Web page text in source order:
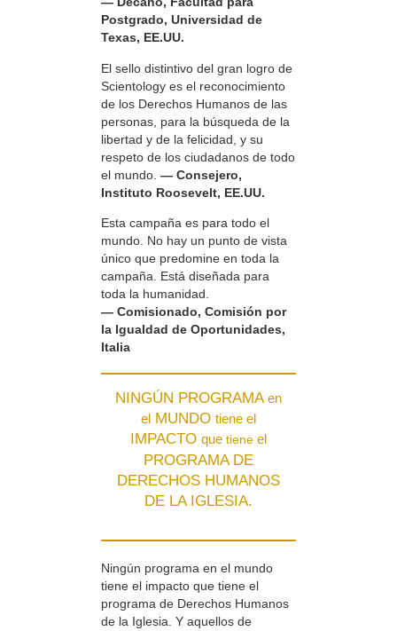
Postgrado, Universidad de
Texas, EE.UU.
El sello distintivo del gran logro de
Scientology es el reconocimiento
de los Derechos Humanos de las
personas, para la búsqueda de la
libertad y de la felicidad, y su
respeto de los ciudadanos de todo
el mundo. — Consejero,
Instituto Roosevelt, EE.UU.
Esta campaña es para todo el
mundo. No hay un punto de vista
único que predomine en toda la
campaña. Está diseñada para
toda la humanidad.
— Comisionado, Comisión por
la Igualdad de Oportunidades,
Italia
NINGÚN PROGRAMAen
el MUNDO tiene el
IMPACTO que tiene el
PROGRAMA DE
DERECHOS HUMANOS
DE LA IGLESIA.
Ningún programa en el mundo
tiene el impacto que tiene el
programa de Derechos Humanos
de la Iglesia. Y aquellos de